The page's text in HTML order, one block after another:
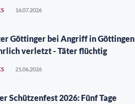
16.07.2026
Göttinger bei Angriff in Göttingen
verletzt - Täter flüchtig
21.06.2026
Schützenfest 2026: Fünf Tage